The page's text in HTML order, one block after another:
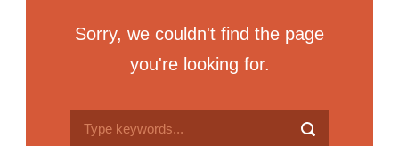
Sorry, we couldn't find the page
you're looking for.